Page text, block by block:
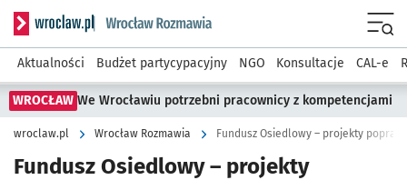
Serwis informacyjny wroclaw.pl podserwis: Rozmawia
Aktualności Budżet partycypacyjny NGO Konsultacje CAL-e
WROCŁAW We Wrocławiu potrzebni pracownicy z kompetencjami
wroclaw.pl Wrocław Rozmawia Fundusz Osiedlowy – projekty
Fundusz Osiedlowy – projekty